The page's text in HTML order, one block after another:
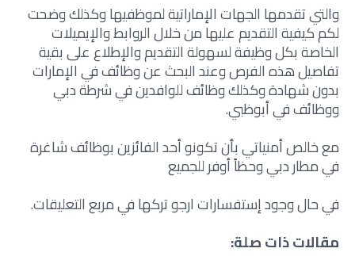
والتي تقدمها الجهات الإماراتية لموظفيها وكذلك وضحت
لكم كيفية التقديم عليها من خلال الروابط والإيميلات
الخاصة بكل وظيفة لسهولة التقديم والإطلاع على بقية
تفاصيل هذه الفرص وعند البحث عن وظائف في الإمارات
بدون شهادة وكذلك وظائف للوافدين في شرطة دبي
ووظائف في أبوظبي.
مع خالص أمنياتي بأن تكونو أحد الفائزين بوظائف شاغرة
في مطار دبي وحظاً أوفر للجميع
في حال وجود إستفسارات ارجو تركها في مربع التعليقات.
مقالات ذات صلة: